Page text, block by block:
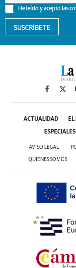
He leído y acepto las
SUSCRÍBETE
ACTUALIDAD EL
ESPECIALES
AVISO LEGAL
QUIÉNES SOMOS